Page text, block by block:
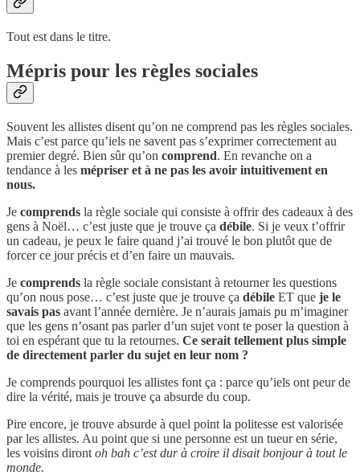
Tout est dans le titre.
Mépris pour les règles sociales
Souvent les allistes disent qu’on ne comprend pas les règles sociales.
Mais c’est parce qu’iels ne savent pas s’exprimer correctement au
premier degré. Bien sûr qu’on comprend. En revanche on a
tendance à les mépriser et à ne pas les avoir intuitivement en
nous.
Je comprends la règle sociale qui consiste à offrir des cadeaux à des
gens à Noël… c’est juste que je trouve ça débile. Si je veux t’offrir
un cadeau, je peux le faire quand j’ai trouvé le bon plutôt que de
forcer ce jour précis et d’en faire un mauvais.
Je comprends la règle sociale consistant à retourner les questions
qu’on nous pose… c’est juste que je trouve ça débile ET que je le
savais pas avant l’année dernière. Je n’aurais jamais pu m’imaginer
que les gens n’osant pas parler d’un sujet vont te poser la question à
toi en espérant que tu la retournes. Ce serait tellement plus simple
de directement parler du sujet en leur nom ?
Je comprends pourquoi les allistes font ça : parce qu’iels ont peur de
dire la vérité, mais je trouve ça absurde du coup.
Pire encore, je trouve absurde à quel point la politesse est valorisée
par les allistes. Au point que si une personne est un tueur en série,
les voisins diront oh bah c’est dur à croire il disait bonjour à tout le
monde.